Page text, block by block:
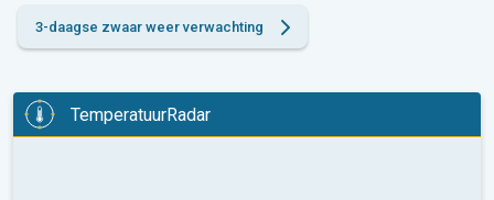
3-daagse zwaar weer verwachting
TemperatuurRadar